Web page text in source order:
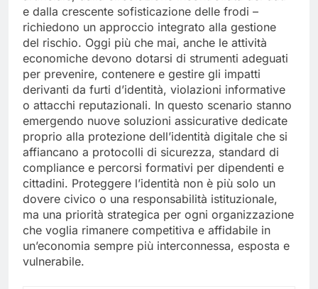
e dalla crescente sofisticazione delle frodi –
richiedono un approccio integrato alla gestione
del rischio. Oggi più che mai, anche le attività
economiche devono dotarsi di strumenti adeguati
per prevenire, contenere e gestire gli impatti
derivanti da furti d’identità, violazioni informative
o attacchi reputazionali. In questo scenario stanno
emergendo nuove soluzioni assicurative dedicate
proprio alla protezione dell’identità digitale che si
affiancano a protocolli di sicurezza, standard di
compliance e percorsi formativi per dipendenti e
cittadini. Proteggere l’identità non è più solo un
dovere civico o una responsabilità istituzionale,
ma una priorità strategica per ogni organizzazione
che voglia rimanere competitiva e affidabile in
un’economia sempre più interconnessa, esposta e
vulnerabile.